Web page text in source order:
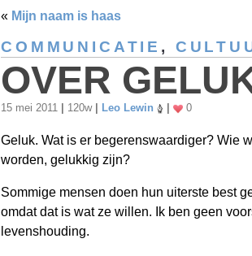
« Mijn naam is haas
COMMUNICATIE ,
OVER
15 mei 2011 120w Leo Lewin 0
Geluk. Wat is er begerenswaardiger? Wie
worden, gelukkig zijn?
Sommige mensen doen hun uiterste best
omdat dat is wat ze willen. Ik ben geen
levenshouding.